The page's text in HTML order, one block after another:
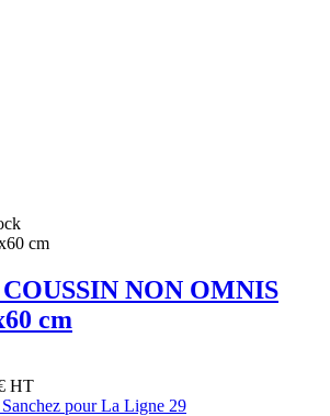
cm
NON OMNIS
cm
HT
pour La Ligne 29